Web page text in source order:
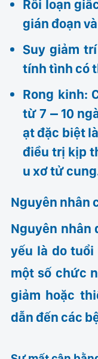
Rối loạn
gián đoạn
Suy giảm
tính tình có
Rong kinh:
từ 7 – 10
ạt đặc biệt
điều trị kịp
u xơ tử
Nguyên nhân
Nguyên nhân
yếu là do
một số chức
giảm hoặc
dẫn đến các